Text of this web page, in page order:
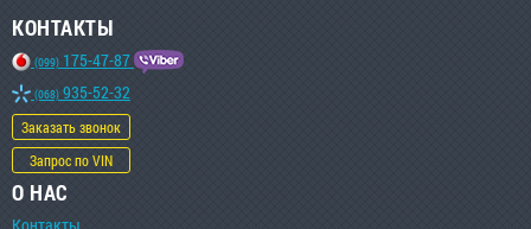
КОНТАКТЫ
(099) 175-47-87
(068) 935-52-32
Заказать звонок
Запрос по VIN
О НАС